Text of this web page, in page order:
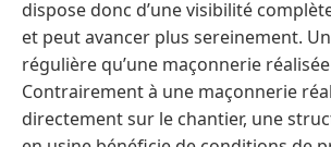
dispose donc d’une visibilité
et peut avancer plus sereinement.
régulière qu’une maçonnerie
Contrairement à une maçonnerie
directement sur le chantier, une